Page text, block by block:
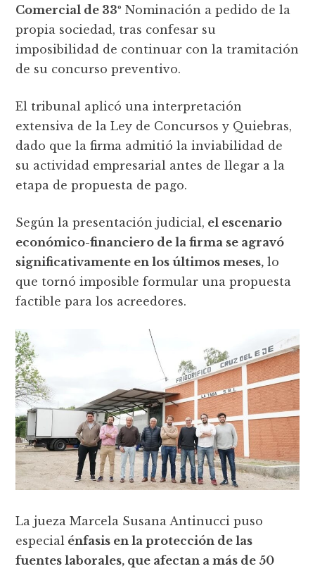
Comercial de 33º Nominación a pedido de la
propia sociedad, tras confesar su
imposibilidad de continuar con la tramitación
de su concurso preventivo.
El tribunal aplicó una interpretación
extensiva de la Ley de Concursos y Quiebras,
dado que la firma admitió la inviabilidad de
su actividad empresarial antes de llegar a la
etapa de propuesta de pago.
Según la presentación judicial, el escenario
económico-financiero de la firma se agravó
significativamente en los últimos meses, lo
que tornó imposible formular una propuesta
factible para los acreedores.
La jueza Marcela Susana Antinucci puso
especial énfasis en la protección de las
fuentes laborales, que afectan a más de 50